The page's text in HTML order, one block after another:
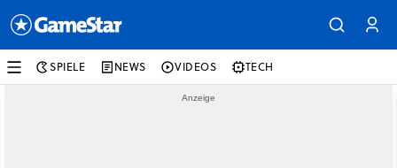
SPIELE NEWS VIDEOS TECH